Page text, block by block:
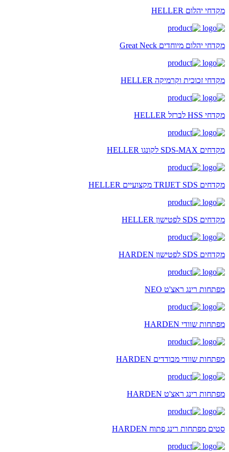
מקדחי יהלום HELLER
מקדחי יהלום מיוחדים Great Neck
מקדחי זכוכית וקרמיקה HELLER
מקדחי HSS לברזל HELLER
מקדחים SDS-MAX לקונגו HELLER
מקדחים TRIJET SDS מקצועיים HELLER
מקדחים SDS לפטישון HELLER
מקדחים SDS לפטישון HARDEN
מפתחות רינג ראצ'ט NEO
מפתחות שוודי HARDEN
מפתחות שוודי מבודדים HARDEN
מפתחות רינג ראצ'ט HARDEN
סטים מפתחות רינג פתוח HARDEN